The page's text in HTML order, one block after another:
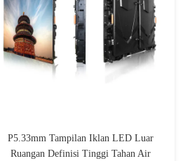
P5.33mm Tampilan Iklan LED Luar
Ruangan Definisi Tinggi Tahan Air